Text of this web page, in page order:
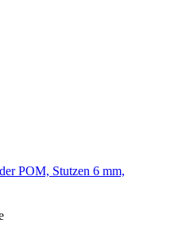
POM, Stutzen 6 mm,